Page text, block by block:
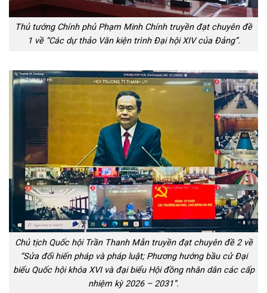
Thủ tướng Chính phủ Phạm Minh Chính truyền đạt chuyên đề
1 về “Các dự thảo Văn kiện trình Đại hội XIV của Đảng”.
Chủ tịch Quốc hội Trần Thanh Mẫn truyền đạt chuyên đề 2 về
“Sửa đổi hiến pháp và pháp luật; Phương hướng bầu cử Đại
biểu Quốc hội khóa XVI và đại biểu Hội đồng nhân dân các cấp
nhiệm kỳ 2026 – 2031”.